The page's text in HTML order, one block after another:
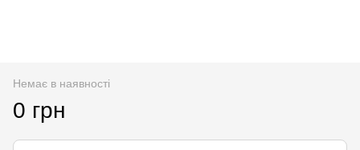
Немає в наявності
0 грн